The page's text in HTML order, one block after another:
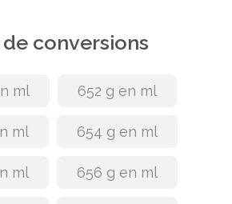
de conversions
ml 652 g en ml
ml 654 g en ml
ml 656 g en ml